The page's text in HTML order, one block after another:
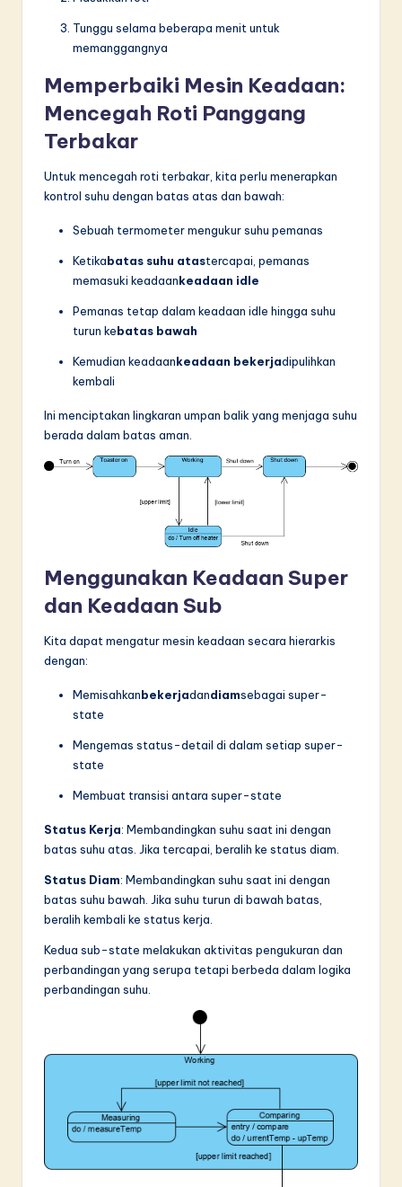
Tunggu selama beberapa menit untuk
memanggangnya
Memperbaiki Mesin Keadaan:
Mencegah Roti Panggang
Terbakar
Untuk mencegah roti terbakar, kita perlu menerapkan
kontrol suhu dengan batas atas dan bawah:
Sebuah termometer mengukur suhu pemanas
Ketikabatas suhu atastercapai, pemanas
memasuki keadaankeadaan idle
Pemanas tetap dalam keadaan idle hingga suhu
turun kebatas bawah
Kemudian keadaankeadaan bekerjadipulihkan
kembali
Ini menciptakan lingkaran umpan balik yang menjaga suhu
berada dalam batas aman.
Menggunakan Keadaan Super
dan Keadaan Sub
Kita dapat mengatur mesin keadaan secara hierarkis
dengan:
Memisahkanbekerjadandiamsebagai super-
state
Mengemas status-detail di dalam setiap super-
state
Membuat transisi antara super-state
Status Kerja: Membandingkan suhu saat ini dengan
batas suhu atas. Jika tercapai, beralih ke status diam.
Status Diam: Membandingkan suhu saat ini dengan
batas suhu bawah. Jika suhu turun di bawah batas,
beralih kembali ke status kerja.
Kedua sub-state melakukan aktivitas pengukuran dan
perbandingan yang serupa tetapi berbeda dalam logika
perbandingan suhu.